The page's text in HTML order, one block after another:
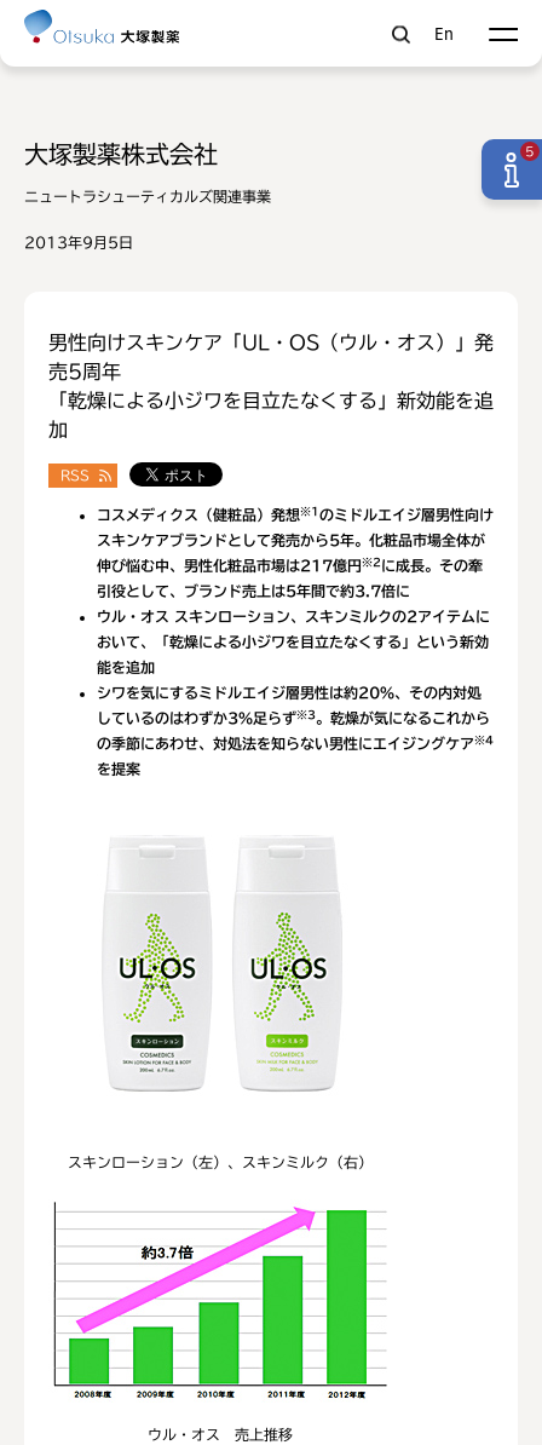
En
大塚製薬株式会社
ニュートラシューティカルズ関連事業
2013年9月5日
男性向けスキンケア「UL・OS（ウル・オス）」発
売5周年
「乾燥による小ジワを目立たなくする」新効能を追
加
RSS
コスメディクス（健粧品）発想※1 のミドルエイジ層男性向け
スキンケアブランドとして発売から5年。化粧品市場全体が
伸び悩む中、男性化粧品市場は217億円※2 に成長。その牽
引役として、ブランド売上は5年間で約3.7倍に
ウル・オス スキンローション、スキンミルクの2アイテムに
おいて、「乾燥による小ジワを目立たなくする」という新効
能を追加
シワを気にするミドルエイジ層男性は約20％、その内対処
しているのはわずか3％足らず※3 。乾燥が気になるこれから
の季節にあわせ、対処法を知らない男性にエイジングケア※4
を提案
スキンローション（左）、スキンミルク（右）
ウル・オス 売上推移
5